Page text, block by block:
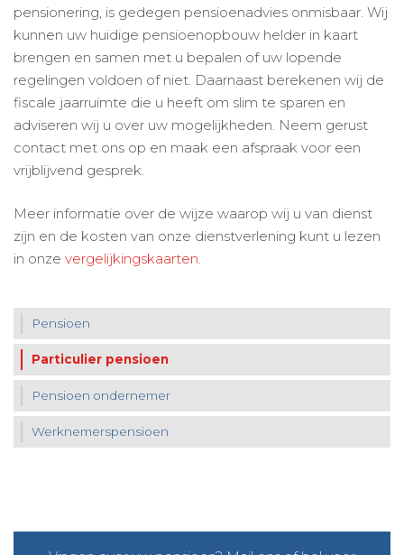
pensionering, is gedegen pensioenadvies onmisbaar. Wij
kunnen uw huidige pensioenopbouw helder in kaart
brengen en samen met u bepalen of uw lopende
regelingen voldoen of niet. Daarnaast berekenen wij de
fiscale jaarruimte die u heeft om slim te sparen en
adviseren wij u over uw mogelijkheden. Neem gerust
contact met ons op en maak een afspraak voor een
vrijblijvend gesprek.
Meer informatie over de wijze waarop wij u van dienst
zijn en de kosten van onze dienstverlening kunt u lezen
in onze vergelijkingskaarten.
Pensioen
Particulier pensioen
Pensioen ondernemer
Werknemerspensioen